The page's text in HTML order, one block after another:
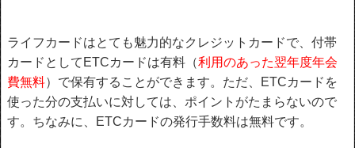
ライフカードはとても魅力的なクレジットカードで、付帯
カードとしてETCカードは有料（利用のあった翌年度年会
費無料）で保有することができます。ただ、ETCカードを
使った分の支払いに対しては、ポイントがたまらないので
す。ちなみに、ETCカードの発行手数料は無料です。